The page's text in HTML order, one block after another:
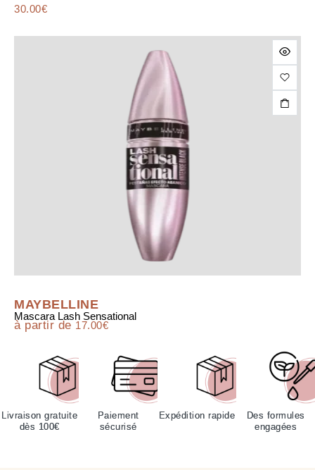
Note
5
30.00€
MAYBELLINE
Mascara Lash Sensational
à partir de 17.00€
Livraison gratuite
dès 100€
Paiement
sécurisé
Expédition rapide
Des formules
engagées